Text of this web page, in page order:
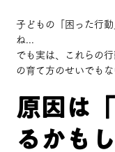
子どもの「困った行
ね...
でも実は、これらの
の育て方のせいでもな
原因は
るかも